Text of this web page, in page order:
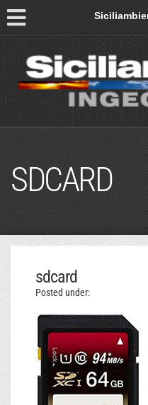
SDCARD
sdcard
Posted under: